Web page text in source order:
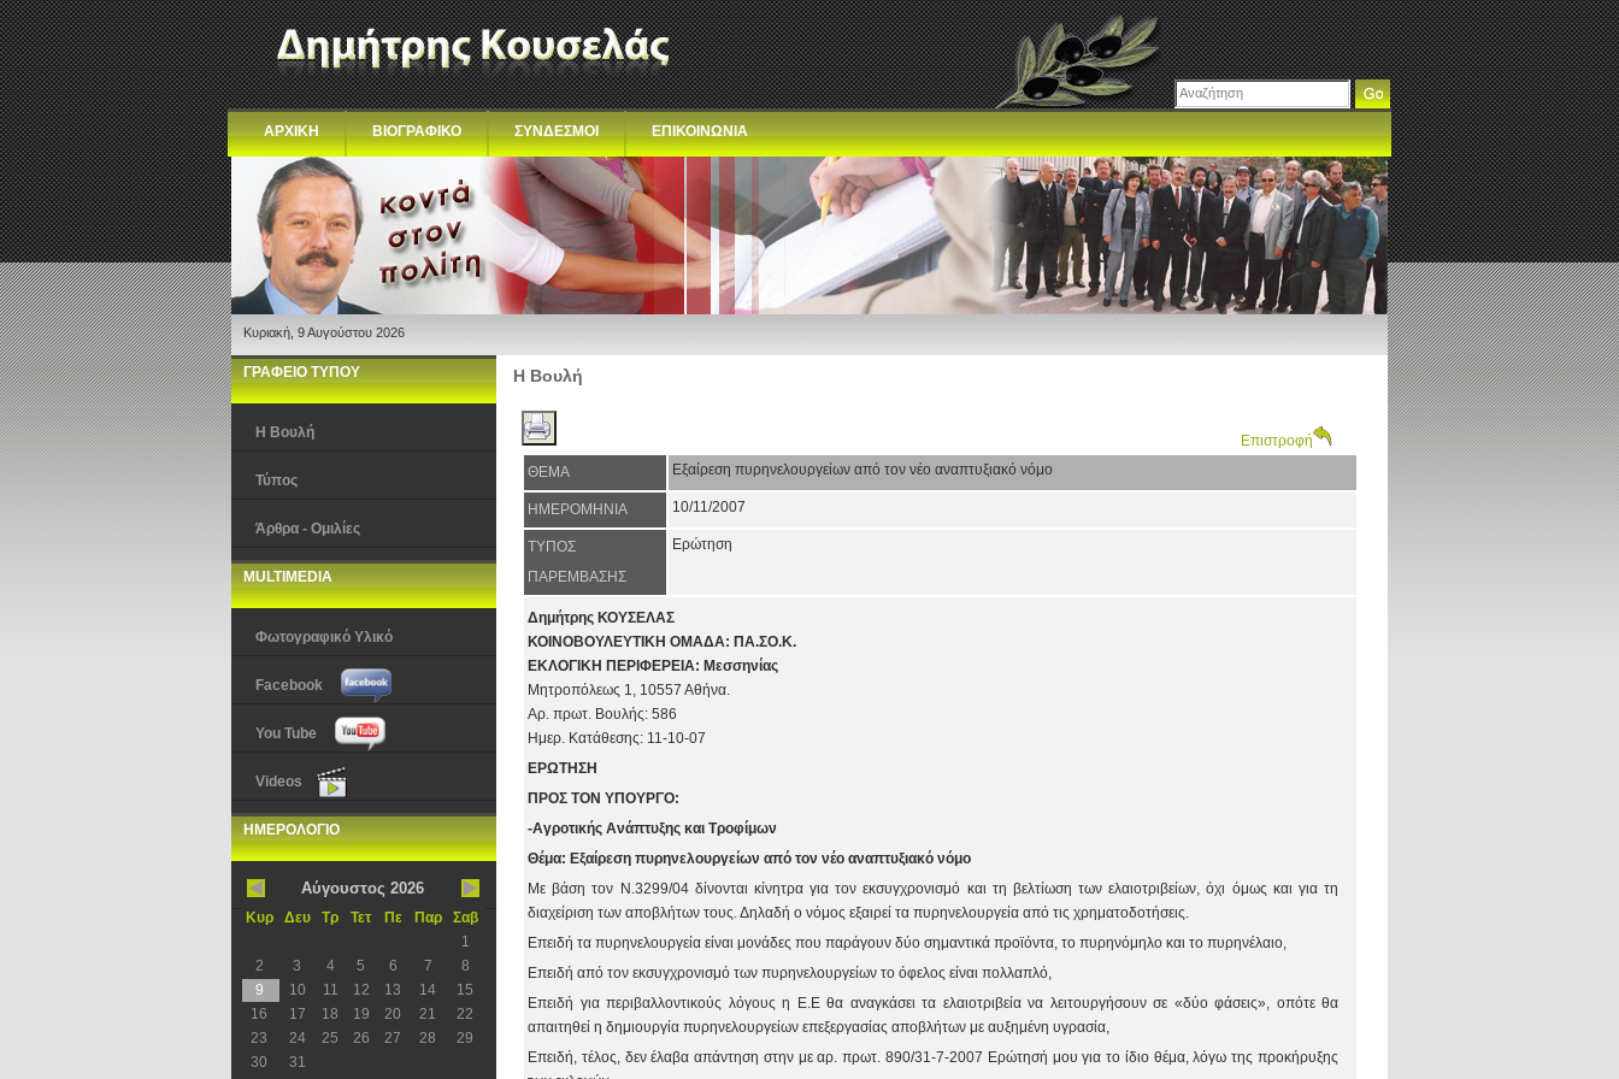
ΑΡΧΙΚΗ ΒΙΟΓΡΑΦΙΚΟ ΣΥΝΔΕΣΜΟΙ ΕΠΙΚΟΙΝΩΝΙΑ
Κυριακή, 9 Αυγούστου 2026
ΓΡΑΦΕΙΟ ΤΥΠΟΥ
Η Βουλή
Τύπος
Άρθρα - Ομιλίες
MULTIMEDIA
Φωτογραφικό Υλικό
Facebook
You Tube
Videos
ΗΜΕΡΟΛΟΓΙΟ
Αύγουστος 2026
Κυρ Δευ Τρ Τετ Πε Παρ
Σαβ
1
2
3 4 5 6 7
8
9
10 11 12 13 14
15
16
17 18 19 20 21
22
23
24 25 26 27 28
29
30
31
Η Βουλή
Επιστροφή
ΘΕΜΑ
Εξαίρεση πυρηνελουργείων από τον νέο αναπτυξιακό νόμο
ΗΜΕΡΟΜΗΝΙΑ 10/11/2007
ΤΥΠΟΣ
ΠΑΡΕΜΒΑΣΗΣ
Ερώτηση
Δημήτρης ΚΟΥΣΕΛΑΣ
ΚΟΙΝΟΒΟΥΛΕΥΤΙΚΗ ΟΜΑΔΑ: ΠΑ.ΣΟ.Κ.
ΕΚΛΟΓΙΚΗ ΠΕΡΙΦΕΡΕΙΑ: Μεσσηνίας
Μητροπόλεως 1, 10557 Αθήνα.
Αρ. πρωτ. Βουλής: 586
Ημερ. Κατάθεσης: 11-10-07
ΕΡΩΤΗΣΗ
ΠΡΟΣ ΤOΝ ΥΠΟΥΡΓΟ:
-Αγροτικής Ανάπτυξης και Τροφίμων
Θέμα: Εξαίρεση πυρηνελουργείων από τον νέο αναπτυξιακό νόμο
Με βάση τον Ν.3299/04 δίνονται κίνητρα για τον εκσυγχρονισμό και τη βελτίωση των ελαιοτριβείων, όχι όμως και για τη
διαχείριση των αποβλήτων τους. Δηλαδή ο νόμος εξαιρεί τα πυρηνελουργεία από τις χρηματοδοτήσεις.
Επειδή τα πυρηνελουργεία είναι μονάδες που παράγουν δύο σημαντικά προϊόντα, το πυρηνόμηλο και το πυρηνέλαιο,
Επειδή από τον εκσυγχρονισμό των πυρηνελουργείων το όφελος είναι πολλαπλό,
Επειδή για περιβαλλοντικούς λόγους η Ε.Ε θα αναγκάσει τα ελαιοτριβεία να λειτουργήσουν σε «δύο φάσεις», οπότε θα
απαιτηθεί η δημιουργία πυρηνελουργείων επεξεργασίας αποβλήτων με αυξημένη υγρασία,
Επειδή, τέλος, δεν έλαβα απάντηση στην με αρ. πρωτ. 890/31-7-2007 Ερώτησή μου για το ίδιο θέμα, λόγω της προκήρυξης